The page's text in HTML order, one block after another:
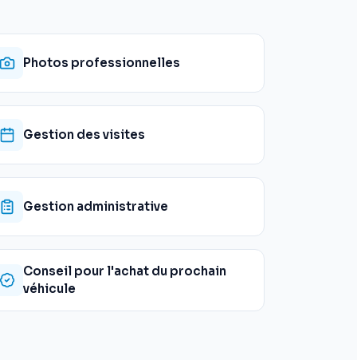
Photos professionnelles
Gestion des visites
Gestion administrative
Conseil pour l'achat du prochain
véhicule